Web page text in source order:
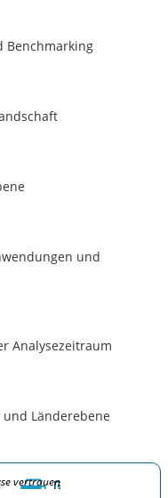
Benchmarking
und
Analysezeitraum
Länderebene
vertrauen